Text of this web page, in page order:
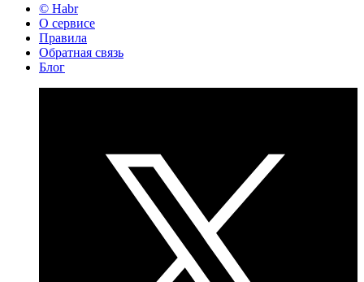
© Habr
О сервисе
Правила
Обратная связь
Блог